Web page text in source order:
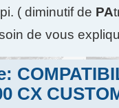
( diminutif de PA
de vous
CX